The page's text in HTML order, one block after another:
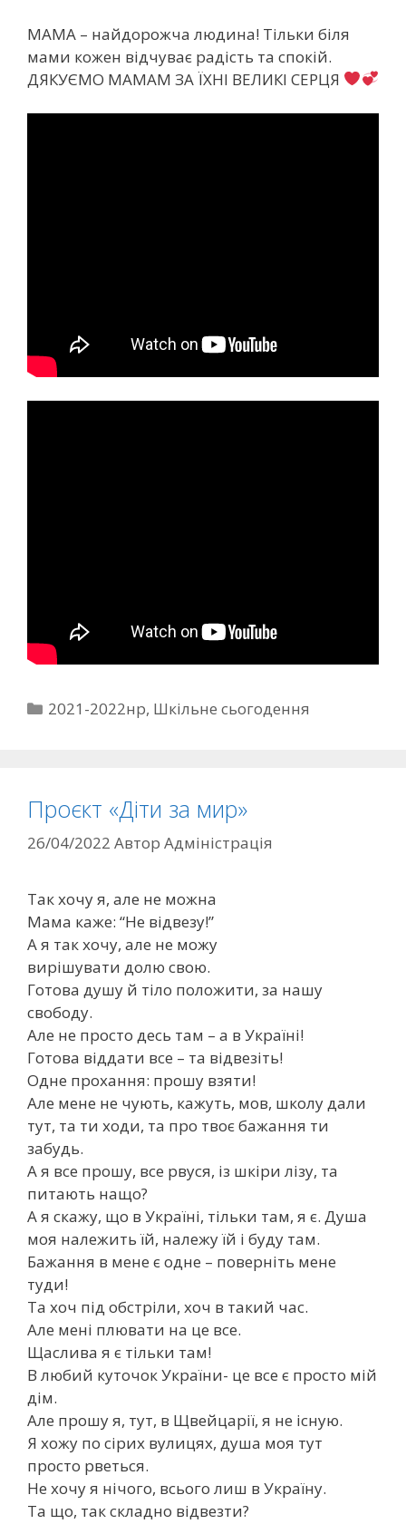
МАМА – найдорожча людина! Тільки біля
мами кожен відчуває радість та спокій.
ДЯКУЄМО МАМАМ ЗА ЇХНІ ВЕЛИКІ СЕРЦЯ
2021-2022нр, Шкільне сьогодення
Проєкт «Діти за мир»
26/04/2022 Автор Адміністрація
Так хочу я, але не можна
Мама каже: “Не відвезу!”
А я так хочу, але не можу
вирішувати долю свою.
Готова душу й тіло положити, за нашу
свободу.
Але не просто десь там – а в Україні!
Готова віддати все – та відвезіть!
Одне прохання: прошу взяти!
Але мене не чують, кажуть, мов, школу дали
тут, та ти ходи, та про твоє бажання ти
забудь.
А я все прошу, все рвуся, із шкіри лізу, та
питають нащо?
А я скажу, що в Україні, тільки там, я є. Душа
моя належить їй, належу їй і буду там.
Бажання в мене є одне – поверніть мене
туди!
Та хоч під обстріли, хоч в такий час.
Але мені плювати на це все.
Щаслива я є тільки там!
В любий куточок України- це все є просто мій
дім.
Але прошу я, тут, в Щвейцарії, я не існую.
Я хожу по сірих вулицях, душа моя тут
просто рветься.
Не хочу я нічого, всього лиш в Україну.
Та що, так складно відвезти?